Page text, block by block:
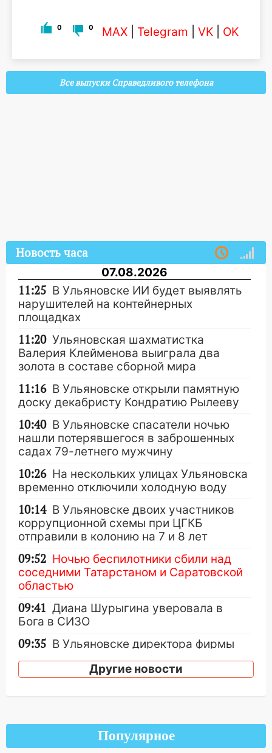
0 0 MAX Telegram VK OK
Все выпуски Справедливого телефона
Новость часа
07.08.2026
11:25 В Ульяновске ИИ будет выявлять
нарушителей на контейнерных
площадках
11:20 Ульяновская шахматистка
Валерия Клейменова выиграла два
золота в составе сборной мира
11:16 В Ульяновске открыли памятную
доску декабристу Кондратию Рылееву
10:40 В Ульяновске спасатели ночью
нашли потерявшегося в заброшенных
садах 79-летнего мужчину
10:26 На нескольких улицах Ульяновска
временно отключили холодную воду
10:14 В Ульяновске двоих участников
коррупционной схемы при ЦГКБ
отправили в колонию на 7 и 8 лет
09:52 Ночью беспилотники сбили над
соседними Татарстаном и Саратовской
областью
09:41 Диана Шурыгина уверовала в
Бога в СИЗО
09:35 В Ульяновске директора фирмы
будут судить за неуплату налогов на 48
07:20
Жара возвращается: ожидается
знойный и сухой четверг
Другие новости
Популярное